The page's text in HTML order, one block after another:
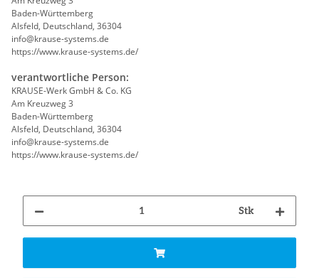
Baden-Württemberg
Alsfeld, Deutschland, 36304
info@krause-systems.de
https://www.krause-systems.de/
verantwortliche Person:
KRAUSE-Werk GmbH & Co. KG
Am Kreuzweg 3
Baden-Württemberg
Alsfeld, Deutschland, 36304
info@krause-systems.de
https://www.krause-systems.de/
Stk